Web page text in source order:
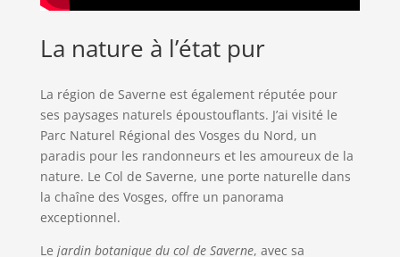
La nature à l’état pur
La région de Saverne est également réputée pour
ses paysages naturels époustouflants. J’ai visité le
Parc Naturel Régional des Vosges du Nord, un
paradis pour les randonneurs et les amoureux de la
nature. Le Col de Saverne, une porte naturelle dans
la chaîne des Vosges, offre un panorama
exceptionnel.
Le jardin botanique du col de Saverne, avec sa